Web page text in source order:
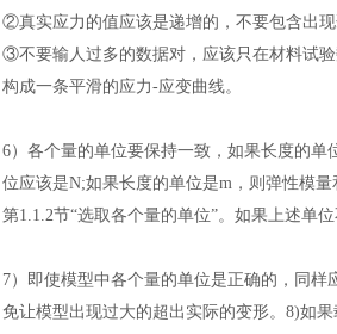
②真实应力的值应该是递增的，不要包含出现
③不要输人过多的数据对，应该只在材料试
构成一条平滑的应力-应变曲线。
6） 各个量的单位要保持一致，如果长度的单
位应该是N;如果长度的单位是m，则弹性模
第1.1.2节“选取各个量的单位”。如果上述单
7） 即使模型中各个量的单位是正确的，同
免让模型出现过大的超出实际的变形。 8)如